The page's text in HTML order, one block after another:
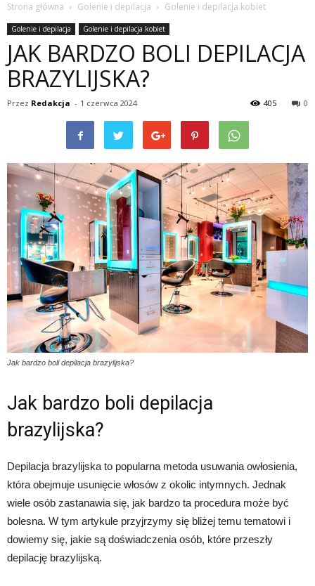
Strona główna Golenie i depilacja Golenie i depilacja kobiet
Golenie i depilacja Golenie i depilacja kobiet
JAK BARDZO BOLI DEPILACJA
BRAZYLIJSKA?
Przez Redakcja - 1 czerwca 2024 0
405
Jak bardzo boli depilacja brazylijska?
Jak bardzo boli depilacja
brazylijska?
Depilacja brazylijska to popularna metoda usuwania owłosienia,
która obejmuje usunięcie włosów z okolic intymnych. Jednak
wiele osób zastanawia się, jak bardzo ta procedura może być
bolesna. W tym artykule przyjrzymy się bliżej temu tematowi i
dowiemy się, jakie są doświadczenia osób, które przeszły
depilację brazylijską.